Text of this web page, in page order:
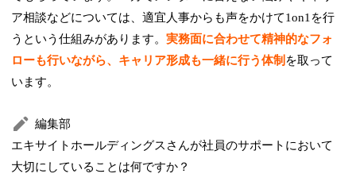
ア相談などについては、適宜人事からも声をかけて1on1を行
うという仕組みがあります。実務面に合わせて精神的なフォ
ローも行いながら、キャリア形成も一緒に行う体制 を取って
います。
編集部
エキサイトホールディングスさんが社員のサポートにおいて
大切にしていることは何ですか？